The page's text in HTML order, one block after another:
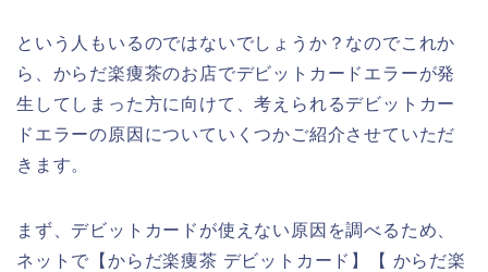
という人もいるのではないでしょうか？なのでこれか
ら、からだ楽痩茶のお店でデビットカードエラーが発
生してしまった方に向けて、考えられるデビットカー
ドエラーの原因についていくつかご紹介させていただ
きます。
まず、デビットカードが使えない原因を調べるため、
ネットで【からだ楽痩茶 デビットカード】【 からだ楽